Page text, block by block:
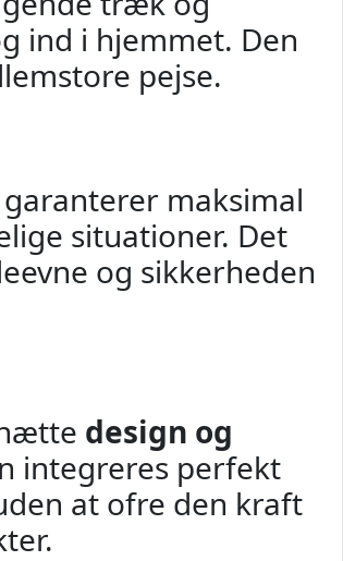
ind i hjemmet. Den
pejse.
maksimal
situationer. Det
og sikkerheden
design og
integreres perfekt
at ofre den kraft